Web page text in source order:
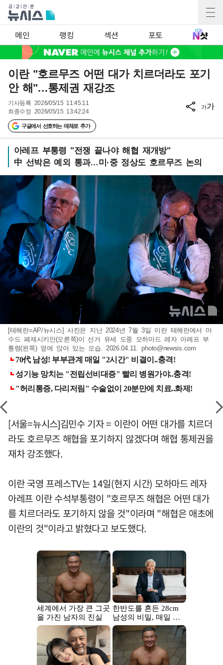
메인 랭킹 섹션 포토
이란 "호르무즈 어떤 대가 치르더라도 포기
안 해"…통제권 재강조
기사등록 2026/05/15 11:45:11
최종수정 2026/05/15 13:42:24
구글에서 선호하는 매체로 추가
가가
아레프 부통령 "전쟁 끝나야 해협 재개방"
中 선박은 예외 통과…미·중 정상도 호르무즈 논의
[테헤란=AP/뉴시스] 사진은 지난 2024년 7월 3일 이란 테헤란에서 마
수드 페제시키안(오른쪽)이 선거 유세 도중 모하마드 레자 아레프 부
통령(왼쪽) 옆에 앉아 있는 모습. 2026.04.11.photo@newsis.com
[서울=뉴시스]김민수 기자 = 이란이 어떤 대가를 치르더
라도 호르무즈 해협을 포기하지 않겠다며 해협 통제권을
재차 강조했다.
이란 국영 프레스TV는 14일(현지 시간) 모하마드 레자
아레프 이란 수석부통령이 "호르무즈 해협은 어떤 대가
를 치르더라도 포기하지 않을 것"이라며 "해협은 애초에
이란의 것"이라고 밝혔다고 보도했다.